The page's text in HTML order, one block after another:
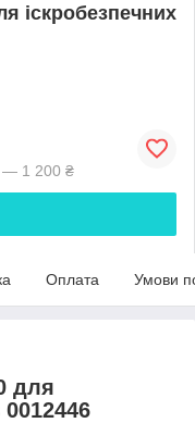
іскробезпечних
— 1 200 ₴
Оплата Умови
для